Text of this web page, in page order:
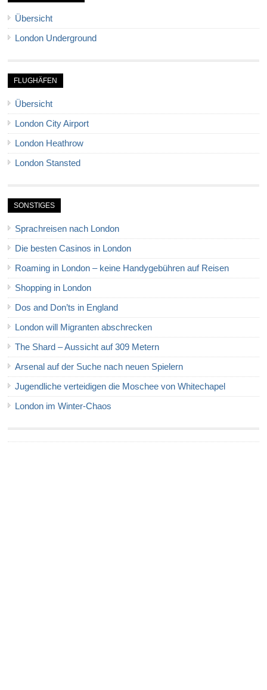
Übersicht
London Underground
FLUGHÄFEN
Übersicht
London City Airport
London Heathrow
London Stansted
SONSTIGES
Sprachreisen nach London
Die besten Casinos in London
Roaming in London – keine Handygebühren auf Reisen
Shopping in London
Dos and Don’ts in England
London will Migranten abschrecken
The Shard – Aussicht auf 309 Metern
Arsenal auf der Suche nach neuen Spielern
Jugendliche verteidigen die Moschee von Whitechapel
London im Winter-Chaos